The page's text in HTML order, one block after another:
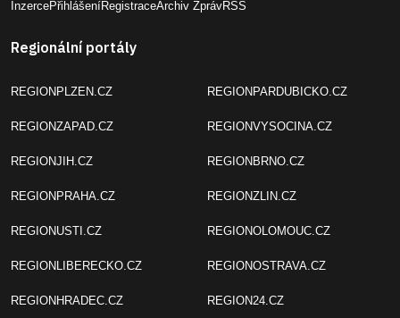
InzercePřihlášeníRegistraceArchiv ZprávRSS
Regionální portály
REGIONPLZEN.CZ
REGIONZAPAD.CZ
REGIONJIH.CZ
REGIONPRAHA.CZ
REGIONUSTI.CZ
REGIONLIBERECKO.CZ
REGIONHRADEC.CZ
REGIONPARDUBICKO.CZ
REGIONVYSOCINA.CZ
REGIONBRNO.CZ
REGIONZLIN.CZ
REGIONOLOMOUC.CZ
REGIONOSTRAVA.CZ
REGION24.CZ